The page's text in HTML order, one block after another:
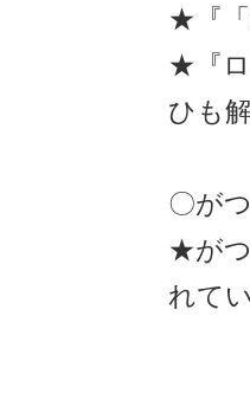
★『「
★『
ひも
〇が
★が
れて